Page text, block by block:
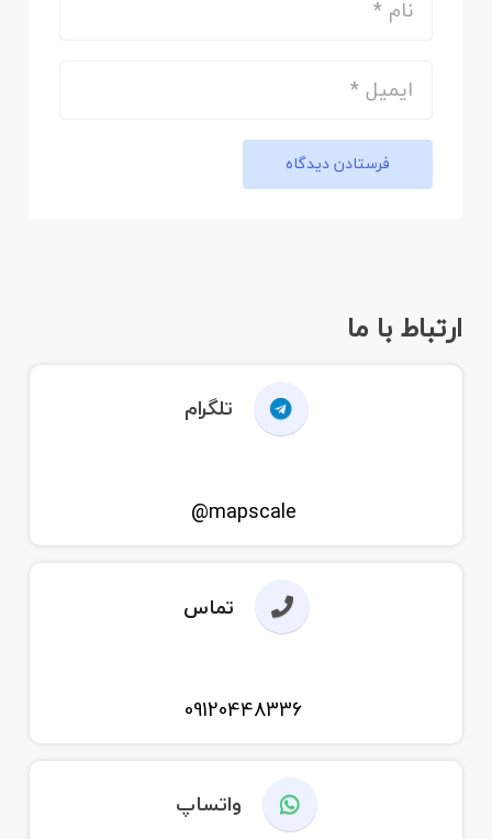
فرستادن دیدگاه
ارتباط با ما
تلگرام
mapscale@
تماس
09120448336
واتساپ